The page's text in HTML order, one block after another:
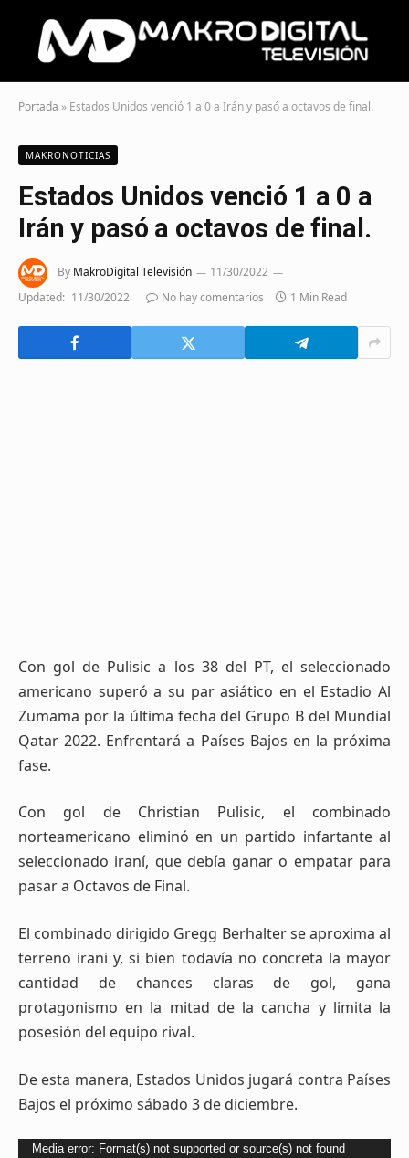
Portada » Estados Unidos venció 1 a 0 a Irán y pasó a octavos de final.
MAKRONOTICIAS
Estados Unidos venció 1 a 0 a
Irán y pasó a octavos de final.
By MakroDigital Televisión
11/30/2022
Updated: 11/30/2022 No hay comentarios 1 Min Read
Con gol de Pulisic a los 38 del PT, el seleccionado
americano superó a su par asiático en el Estadio Al
Zumama por la última fecha del Grupo B del Mundial
Qatar 2022. Enfrentará a Países Bajos en la próxima
fase.
Con gol de Christian Pulisic, el combinado
norteamericano eliminó en un partido infartante al
seleccionado iraní, que debía ganar o empatar para
pasar a Octavos de Final.
El combinado dirigido Gregg Berhalter se aproxima al
terreno irani y, si bien todavía no concreta la mayor
cantidad de chances claras de gol, gana
protagonismo en la mitad de la cancha y limita la
posesión del equipo rival.
De esta manera, Estados Unidos jugará contra Países
Bajos el próximo sábado 3 de diciembre.
Reproductor
Media error: Format(s) not supported or source(s) not found